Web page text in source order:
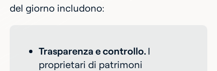
del giorno includono:
Trasparenza e controllo. I
proprietari di patrimoni